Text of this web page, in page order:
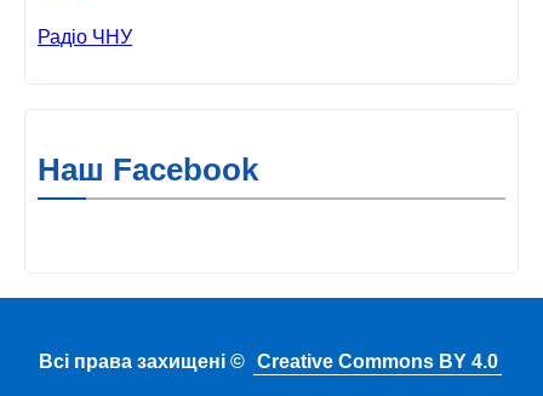
Радіо ЧНУ
Наш Facebook
Всі права захищені © Creative Commons BY 4.0